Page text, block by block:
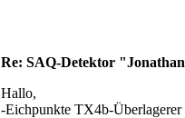
Re: SAQ-Detektor
Hallo,
-Eichpunkte TX4b-